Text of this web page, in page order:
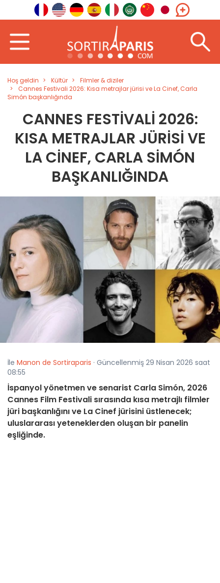
Hoş geldin Kültür
Filmler & diziler
Cannes Festivali 2026: Kısa metrajlar jürisi ve La Cinef, Carla
Simón başkanlığında
CANNES FESTIVALI 2026:
KISA METRAJLAR JÜRISI VE
LA CINEF, CARLA SIMÓN
BAŞKANLIĞINDA
İle Manon de Sortiraparis · Güncellenmiş 29 Nisan 2026 saat
08:55
İspanyol yönetmen ve senarist Carla Simón, 2026
Cannes Film Festivali sırasında kısa metrajlı filmler
jüri başkanlığını ve La Cinef jürisini üstlenecek;
uluslararası yeteneklerden oluşan bir panelin
eşliğinde.